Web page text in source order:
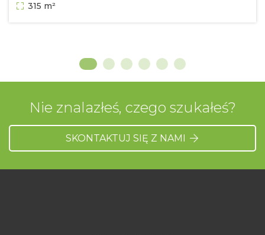
315 m²
Nie znalazłeś, czego szukałeś?
SKONTAKTUJ SIĘ Z NAMI